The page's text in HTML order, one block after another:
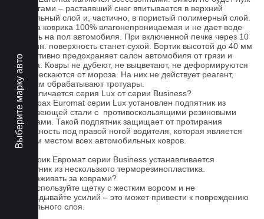
Выберите марку авто
под ногами – растаявший снег впитывается в верхний
текстильный слой и, частично, в пористый полимерный слой.
Основа коврика 100% влагонепроницаемая и не дает воде
попасть на пол автомобиля. При включенной печке через 10
- 15 мин. поверхность станет сухой. Бортик высотой до 40 мм
эффективно предохраняет салон автомобиля от грязи и
мусора. Ковры не дубеют, не выцветают, не деформируются
и не трескаются от мороза. На них не действует реагент,
которым обрабатывают тротуары.
Чем отличается серия Lux от серии Business?
На коврах Euromat серии Lux установлен подпятник из
нержавеющей стали с противоскользящими резиновыми
вставками. Такой подпятник защищает от протирания
поверхность под правой ногой водителя, которая является
слабым местом всех автомобильных ковров.
На коврик Евромат серии Business устанавливается
подпятник из нескользкого терморезинопластика.
Как ухаживать за коврами?
1.Не используйте щетку с жестким ворсом и не
прикладывайте усилий – это может привести к повреждению
текстильного слоя.